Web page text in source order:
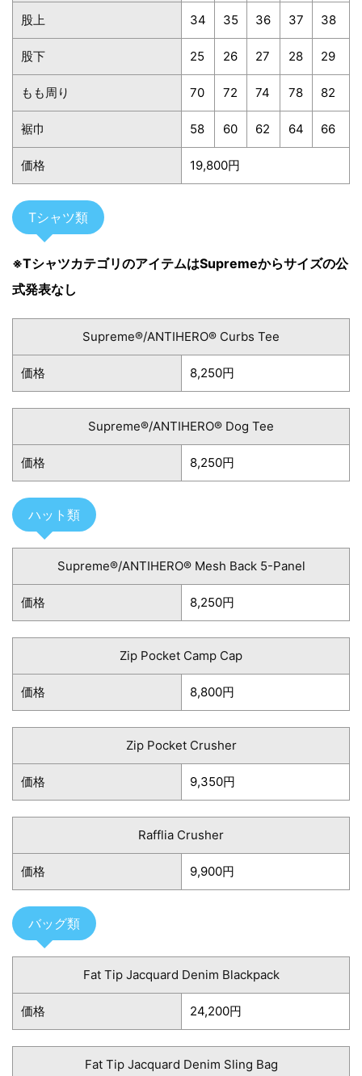
股上 34 35 36 37 38
股下 25 26 27 28 29
もも周り 70 72 74 78 82
裾巾 58 60 62 64 66
価格 19,800円
Tシャツ類
※TシャツカテゴリのアイテムはSupremeからサイズの公
式発表なし
Supreme®/ANTIHERO® Curbs Tee
価格 8,250円
Supreme®/ANTIHERO® Dog Tee
価格 8,250円
ハット類
Supreme®/ANTIHERO® Mesh Back 5-Panel
価格 8,250円
Zip Pocket Camp Cap
価格 8,800円
Zip Pocket Crusher
価格 9,350円
Rafflia Crusher
価格 9,900円
バッグ類
Fat Tip Jacquard Denim Blackpack
価格 24,200円
Fat Tip Jacquard Denim Sling Bag